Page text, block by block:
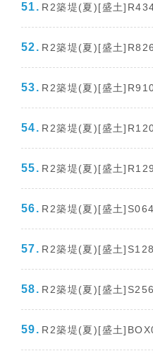
R2築堤(夏)[盛土
R2築堤(夏)[盛土
R2築堤(夏)[盛土
R2築堤(夏)[盛土
R2築堤(夏)[盛土
R2築堤(夏)[盛土
R2築堤(夏)[盛土
R2築堤(夏)[盛土
R2築堤(夏)[盛土